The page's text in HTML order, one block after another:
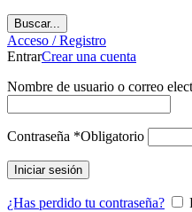
Buscar...
Acceso / Registro
EntrarCrear una cuenta
Nombre de usuario o correo
Contraseña *Obligatorio
Iniciar sesión
¿Has perdido tu contraseña?